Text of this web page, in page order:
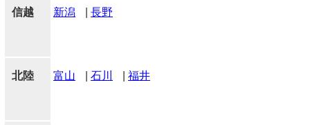
信越 新潟 長野
北陸 富山 石川 福井